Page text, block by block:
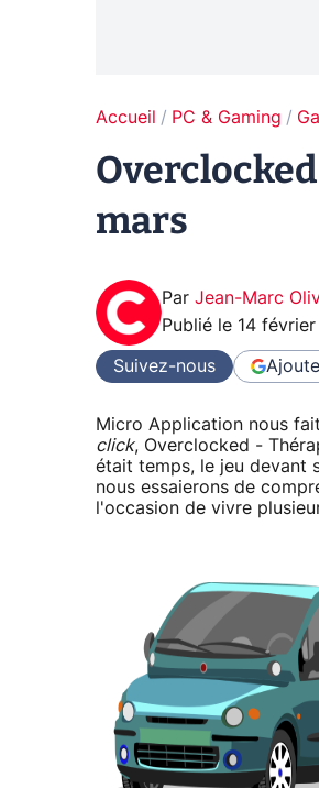
Accueil PC & Gaming
mars
Par Jean-Marc
Publié le 14
Suivez-nous
Micro Application nous
click, Overclocked -
était temps, le jeu devant
nous essaierons de
l'occasion de vivre